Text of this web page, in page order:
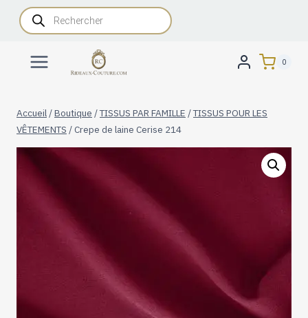
AllerRecherche
de
produits
0
Accueil /Boutique /TISSUS PAR FAMILLE /TISSUS POUR LES
VÊTEMENTS /Crepe de laine Cerise 214